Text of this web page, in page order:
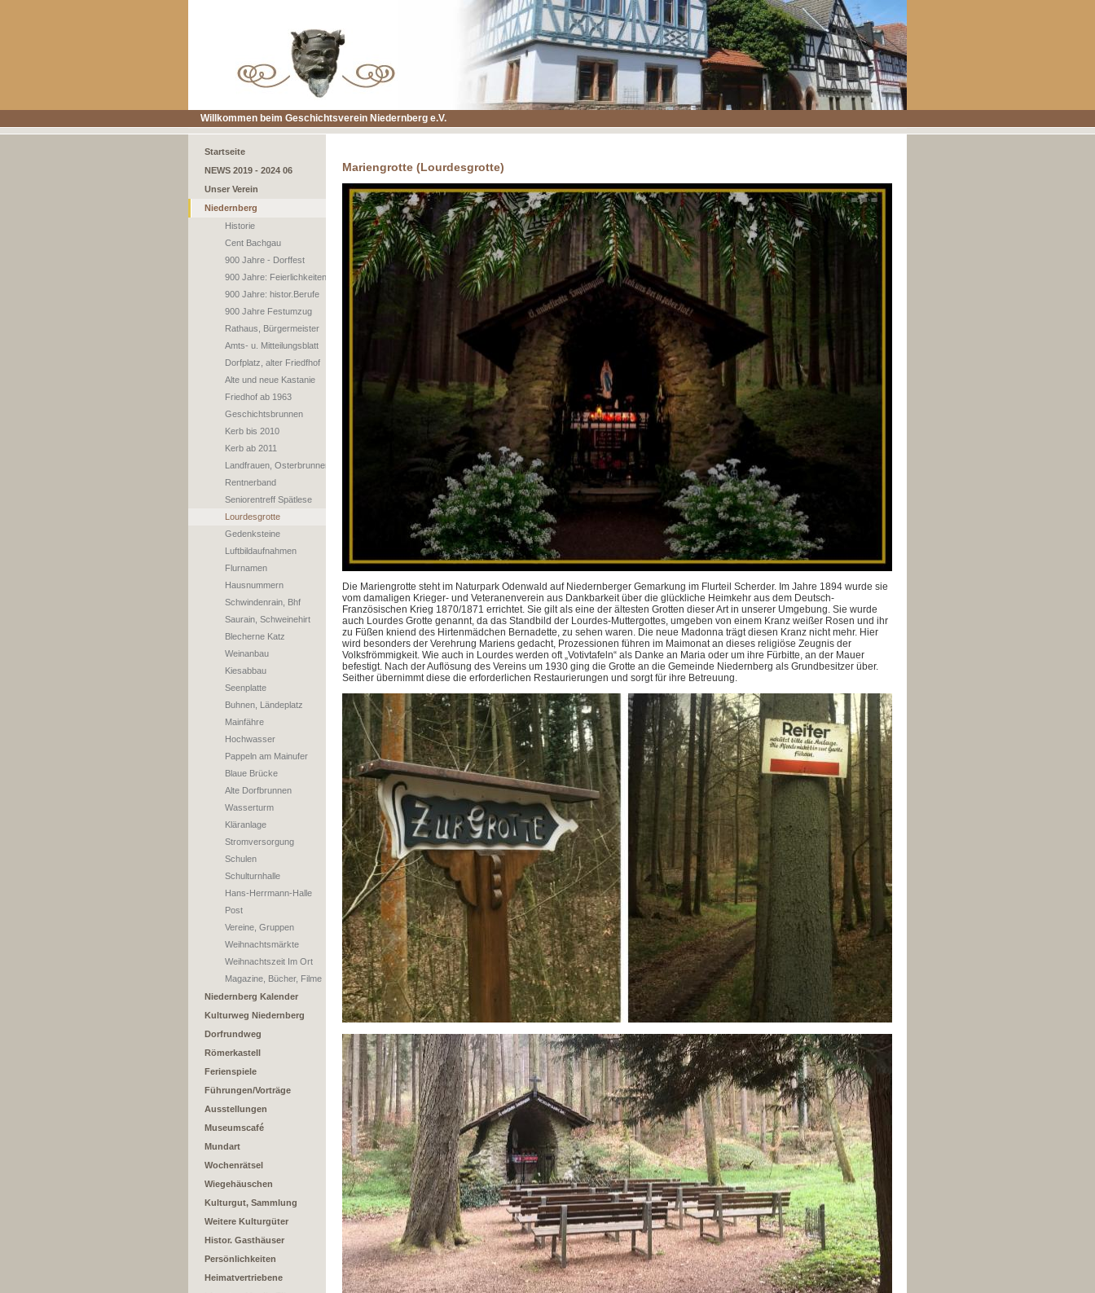
Willkommen beim Geschichtsverein Niedernberg e.V.
Startseite
NEWS 2019 - 2024 06
Unser Verein
Niedernberg
Historie
Cent Bachgau
900 Jahre - Dorffest
900 Jahre: Feierlichkeiten
900 Jahre: histor.Berufe
900 Jahre Festumzug
Rathaus, Bürgermeister
Amts- u. Mitteilungsblatt
Dorfplatz, alter Friedfhof
Alte und neue Kastanie
Friedhof ab 1963
Geschichtsbrunnen
Kerb bis 2010
Kerb ab 2011
Landfrauen, Osterbrunnen
Rentnerband
Seniorentreff Spätlese
Lourdesgrotte
Gedenksteine
Luftbildaufnahmen
Flurnamen
Hausnummern
Schwindenrain, Bhf
Saurain, Schweinehirt
Blecherne Katz
Weinanbau
Kiesabbau
Seenplatte
Buhnen, Ländeplatz
Mainfähre
Hochwasser
Pappeln am Mainufer
Blaue Brücke
Alte Dorfbrunnen
Wasserturm
Kläranlage
Stromversorgung
Schulen
Schulturnhalle
Hans-Herrmann-Halle
Post
Vereine, Gruppen
Weihnachtsmärkte
Weihnachtszeit Im Ort
Magazine, Bücher, Filme
Niedernberg Kalender
Kulturweg Niedernberg
Dorfrundweg
Römerkastell
Ferienspiele
Führungen/Vorträge
Ausstellungen
Museumscafé
Mundart
Wochenrätsel
Wiegehäuschen
Kulturgut, Sammlung
Weitere Kulturgüter
Histor. Gasthäuser
Persönlichkeiten
Heimatvertriebene
Mariengrotte (Lourdesgrotte)
Die Mariengrotte steht im Naturpark Odenwald auf Niedernberger Gemarkung im Flurteil Scherder. Im Jahre 1894 wurde sie
vom damaligen Krieger- und Veteranenverein aus Dankbarkeit über die glückliche Heimkehr aus dem Deutsch-
Französischen Krieg 1870/1871 errichtet. Sie gilt als eine der ältesten Grotten dieser Art in unserer Umgebung. Sie wurde
auch Lourdes Grotte genannt, da das Standbild der Lourdes-Muttergottes, umgeben von einem Kranz weißer Rosen und ihr
zu Füßen kniend des Hirtenmädchen Bernadette, zu sehen waren. Die neue Madonna trägt diesen Kranz nicht mehr. Hier
wird besonders der Verehrung Mariens gedacht, Prozessionen führen im Maimonat an dieses religiöse Zeugnis der
Volksfrömmigkeit. Wie auch in Lourdes werden oft „Votivtafeln“ als Danke an Maria oder um ihre Fürbitte, an der Mauer
befestigt. Nach der Auflösung des Vereins um 1930 ging die Grotte an die Gemeinde Niedernberg als Grundbesitzer über.
Seither übernimmt diese die erforderlichen Restaurierungen und sorgt für ihre Betreuung.